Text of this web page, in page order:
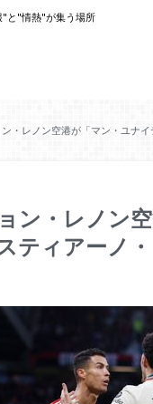
"と"情熱"が集う場所
・レノン空港が「マン・ユナ
ン・レノン
ティアーノ